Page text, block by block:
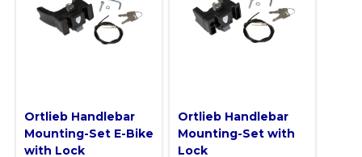
Ortlieb Handlebar
Mounting-Set E-Bike
with Lock
Ortlieb Handlebar
Mounting-Set with
Lock